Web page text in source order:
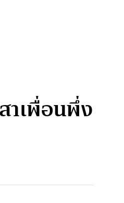
าเพื่อนพึ่ง